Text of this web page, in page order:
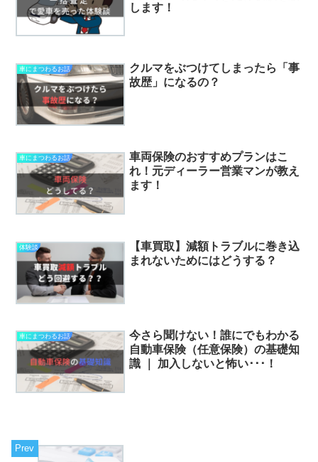
します！
車にまつわるお話
クルマをぶつけてしまったら「事
故歴」になるの？
車にまつわるお話
車両保険のおすすめプランはこ
れ！元ディーラー営業マンが教え
ます！
体験談
【車買取】減額トラブルに巻き込
まれないためにはどうする？
車にまつわるお話
今さら聞けない！誰にでもわかる
自動車保険（任意保険）の基礎知
識 ｜ 加入しないと怖い･･･！